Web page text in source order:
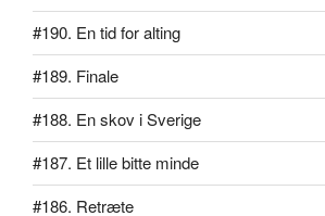
#190. En tid for alting
#189. Finale
#188. En skov i Sverige
#187. Et lille bitte minde
#186. Retræte